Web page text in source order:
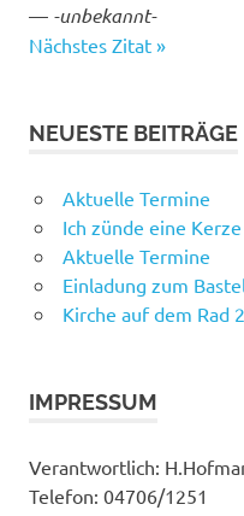
— -unbekannt-
Nächstes Zitat »
NEUESTE BEITRÄGE
Aktuelle Termine
Ich zünde eine Kerze
Aktuelle Termine
Einladung zum
Kirche auf dem Rad
IMPRESSUM
Verantwortlich:
Telefon: 04706/1251